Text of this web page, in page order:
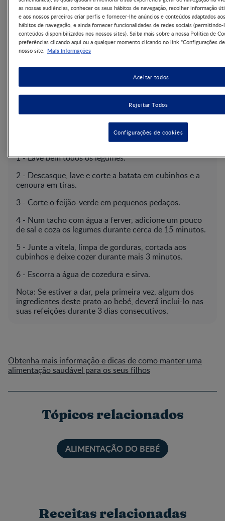
½ Cenoura
1 Pitada de Sal
30g Lombo de Vitela
1 Colher de chá de Azeite
Passo a passo
Modo de Preparação
1 -­ Lave bem todos os legumes.
2 -­ Descasque, lave e corte a batata em cubinhos e a
cenoura em tiras.
3 -­ Corte o feijão-­verde em pequenos pedaços.
4 -­ Num tacho com água a ferver, adicione um pouco
de sal e coza os legumes durante cerca de 15 minutos.
5 -­ Junte a vitela, limpa de gorduras, cortada aos
cubinhos e deixe cozer durante mais 3 minutos.
6 -­ Escorra a água de cozedura e sirva.
Nota: Se estiver a dar, pela primeira vez, algum dos
ingredientes deste prato ao bebé, deverá inclui-­lo nas
suas refeições durante 3 dias consecutivos.
Obtenha mais informação e dicas de como manter uma
alimentação saudável para os seus filhos
Tópicos relacionados
ALIMENTAÇÃO DO BEBÉ
Receitas relacionadas
as nossas audiências, conhecer os seus hábitos de navegação, recolher informação
e aos nossos parceiros criar perfis e fornecer-lhe anúncios e conteúdos adaptados
hábitos de navegação, e ainda fornecer funcionalidades de redes sociais
conteúdos disponibilizados nos nossos sites). Saiba mais sobre a nossa Política de
preferências clicando aqui ou a qualquer momento clicando no link "Configurações
nosso site. Mais informações
Rejeitar Todos
Aceitar todos
Configurações de cookies